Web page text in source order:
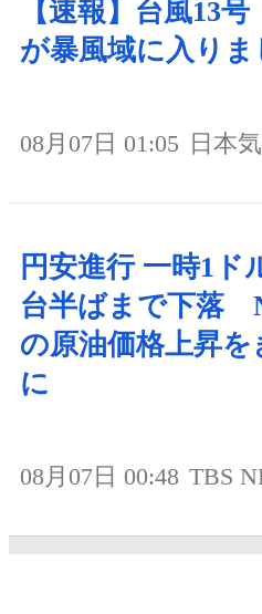
【速報】台風13
が暴風域に入りま
08月07日 01:05 日本
円安進行 一時1ド
台半ばまで下落
の原油価格上昇を
に
08月07日 00:48 TBS